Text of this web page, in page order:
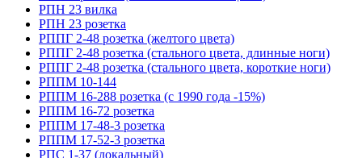
РПН 23 вилка
РПН 23 розетка
РППГ 2-48 розетка (желтого цвета)
РППГ 2-48 розетка (стального цвета, длинные ноги)
РППГ 2-48 розетка (стального цвета, короткие ноги)
РППМ 10-144
РППМ 16-288 розетка (с 1990 года -15%)
РППМ 16-72 розетка
РППМ 17-48-3 розетка
РППМ 17-52-3 розетка
РПС 1-37 (локальный)